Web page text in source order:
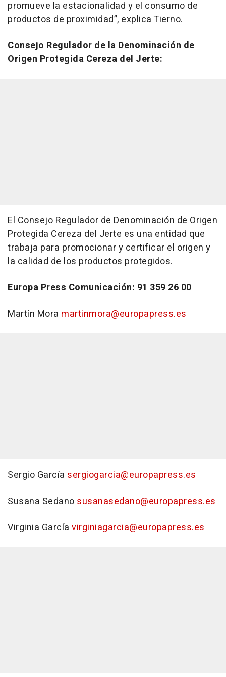
promueve la estacionalidad y el consumo de
productos de proximidad”, explica Tierno.
Consejo Regulador de la Denominación de
Origen Protegida Cereza del Jerte:
El Consejo Regulador de Denominación de Origen
Protegida Cereza del Jerte es una entidad que
trabaja para promocionar y certificar el origen y
la calidad de los productos protegidos.
Europa Press Comunicación: 91 359 26 00
Martín Mora martinmora@europapress.es
Sergio García sergiogarcia@europapress.es
Susana Sedano susanasedano@europapress.es
Virginia García virginiagarcia@europapress.es